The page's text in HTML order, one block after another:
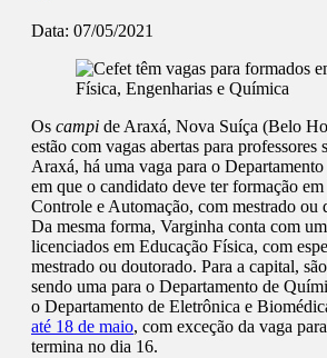
Data: 07/05/2021
Os campi de Araxá, Nova Suíça (Belo
estão com vagas abertas para professores
Araxá, há uma vaga para o
em que o candidato deve ter formação
Controle e Automação, com mestrado ou
Da mesma forma, Varginha conta com
licenciados em Educação Física, com
mestrado ou doutorado. Para a capital,
sendo uma para o Departamento de
o Departamento de Eletrônica e
até 18 de maio, com exceção da vaga
termina no dia 16.